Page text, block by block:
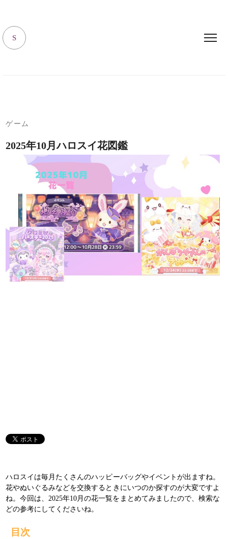
S
ゲーム
2025年10月ハロスイ花図鑑
ハロスイは毎月たくさんのハッピーバッグやイベントが出ますね。
花やぬいぐるみなどを交換するときにいつのか探すのが大変ですよ
ね。今回は、2025年10月の花一覧をまとめてみましたので、検索な
どの参考にしてくださいね。
目次